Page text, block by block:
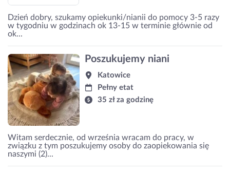
Dzień dobry, szukamy opiekunki/nianii do pomocy 3-5 razy
w tygodniu w godzinach ok 13-15 w terminie głównie od
ok...
Poszukujemy niani
Katowice
Pełny etat
35 zł za godzinę
Witam serdecznie, od września wracam do pracy, w
związku z tym poszukujemy osoby do zaopiekowania się
naszymi (2)...